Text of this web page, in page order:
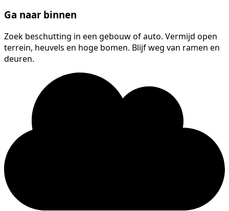
Ga naar binnen
Zoek beschutting in een gebouw of auto. Vermijd open
terrein, heuvels en hoge bomen. Blijf weg van ramen en
deuren.